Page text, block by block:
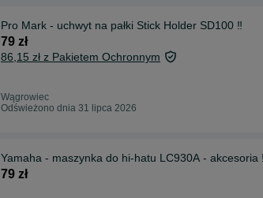
Pro Mark - uchwyt na pałki Stick Holder SD100 ‼️
79 zł
86,15 zł z Pakietem Ochronnym
Wągrowiec
Odświeżono dnia 31 lipca 2026
Yamaha - maszynka do hi-hatu LC930A - akcesoria
79 zł